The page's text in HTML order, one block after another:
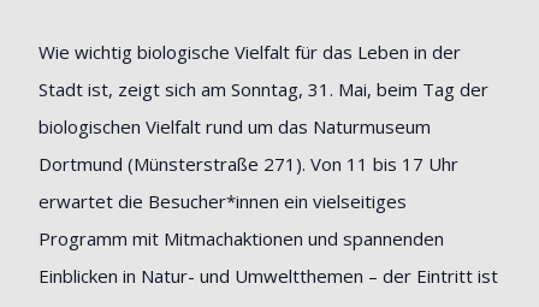
Wie wichtig biologische Vielfalt für das Leben in der
Stadt ist, zeigt sich am Sonntag, 31. Mai, beim Tag der
biologischen Vielfalt rund um das Naturmuseum
Dortmund (Münsterstraße 271). Von 11 bis 17 Uhr
erwartet die Besucher*innen ein vielseitiges
Programm mit Mitmachaktionen und spannenden
Einblicken in Natur- und Umweltthemen – der Eintritt ist